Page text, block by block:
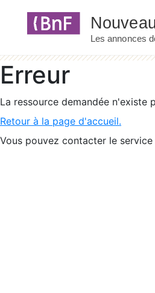
Erreur
La ressource demandée n'existe
Retour à la page d'accueil.
Vous pouvez contacter le